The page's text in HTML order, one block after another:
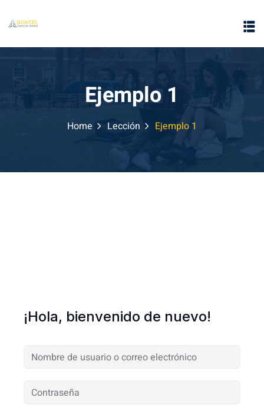
Ejemplo 1
Home Lección Ejemplo 1
¡Hola, bienvenido de nuevo!